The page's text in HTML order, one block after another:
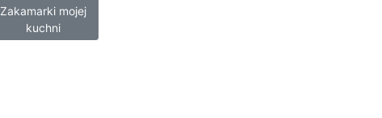
Zakamarki mojej
kuchni